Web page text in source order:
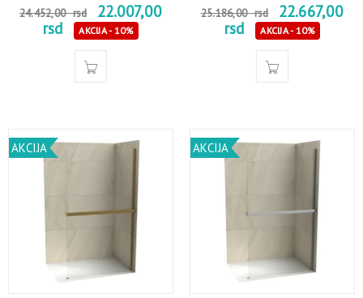
24.452,00rsd
22.007,00
rsd
AKCIJA - 10%
25.186,00rsd
22.667,00
rsd
AKCIJA - 10%
AKCIJA AKCIJA